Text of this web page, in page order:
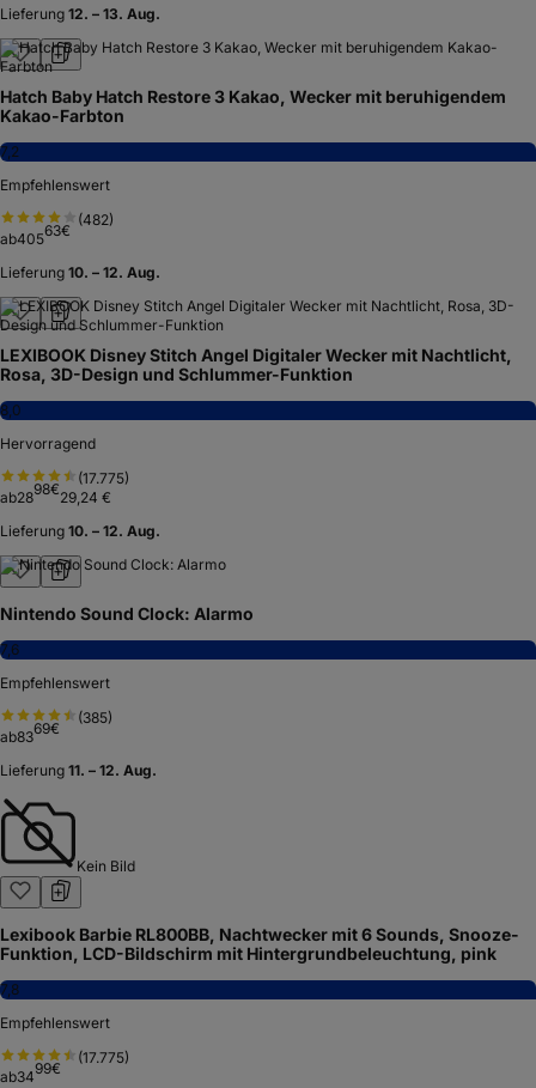
Lieferung 12. – 13. Aug.
Hatch Baby Hatch Restore 3 Kakao, Wecker mit beruhigendem
Kakao-Farbton
7,2
Empfehlenswert
(482)
ab40563€
Lieferung 10. – 12. Aug.
LEXIBOOK Disney Stitch Angel Digitaler Wecker mit Nachtlicht,
Rosa, 3D-Design und Schlummer-Funktion
8,0
Hervorragend
(17.775)
ab2898€29,24 €
Lieferung 10. – 12. Aug.
Nintendo Sound Clock: Alarmo
7,6
Empfehlenswert
(385)
ab8369€
Lieferung 11. – 12. Aug.
Kein Bild
Lexibook Barbie RL800BB, Nachtwecker mit 6 Sounds, Snooze-
Funktion, LCD-Bildschirm mit Hintergrundbeleuchtung, pink
7,8
Empfehlenswert
(17.775)
ab3499€